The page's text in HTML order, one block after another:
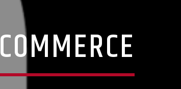
COMMERCE